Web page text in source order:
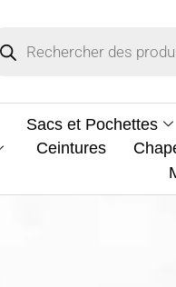
Sacs et Pochettes
Ceintures